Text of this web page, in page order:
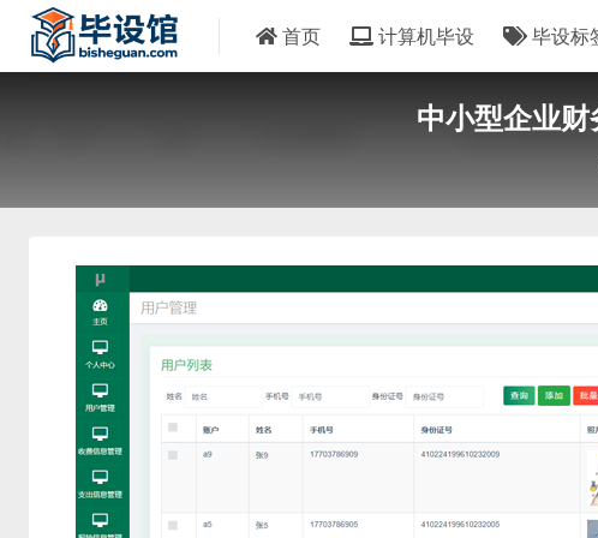
首页 计算机毕设 毕设标
中小型企业